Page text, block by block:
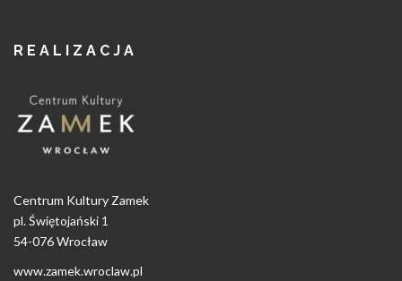
REALIZACJA
Centrum Kultury Zamek
pl. Świętojański 1
54-076 Wrocław
www.zamek.wroclaw.pl